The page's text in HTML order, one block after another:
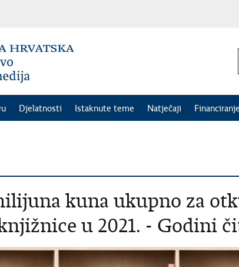
Djelatnosti Istaknute teme Natječaji Financiranje
kuna ukupno za
u 2021. - Godini